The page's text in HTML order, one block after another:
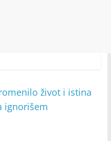
život i istina
ignorišem